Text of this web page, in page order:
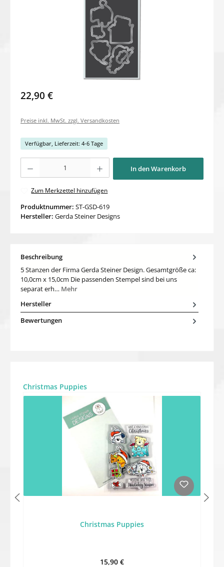
22,90 €
Preise inkl. MwSt. zzgl. Versandkosten
Verfügbar, Lieferzeit: 4-6 Tage
In den Warenkorb
Zum Merkzettel hinzufügen
Produktnummer: ST-GSD-619
Hersteller: Gerda Steiner Designs
Beschreibung
5 Stanzen der Firma Gerda Steiner Design. Gesamtgröße ca:
10,0cm x 15,0cm Die passenden Stempel sind bei uns
separat erh… Mehr
Hersteller
Bewertungen
Produktgalerie überspringen
Christmas Puppies
Christmas Puppies
Regulärer Preis:
15,90 €